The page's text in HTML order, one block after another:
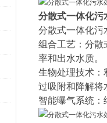
分散式一体化污
分散式一体化污
组合工艺‌：分散
率和出水水质‌。
生物处理技术‌：
过吸附和降解将
智能曝气系统‌